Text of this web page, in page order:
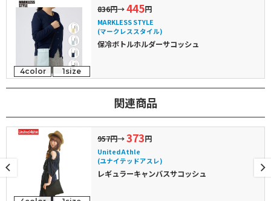
4color 1size
836円→445円
MARKLESS STYLE
(マークレススタイル)
保冷ボトルホルダーサコッシュ
関連商品
957円→373円
United Athle
(ユナイテッドアスレ)
レギュラーキャンバスサコッシュ